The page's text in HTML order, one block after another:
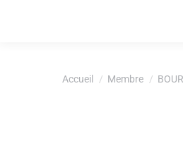
Vous êtes ici :Accueil Membre